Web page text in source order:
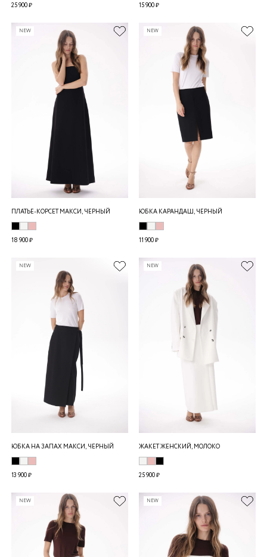
25 900 ₽ 15 900 ₽
NEW
ПЛАТЬЕ-КОРСЕТ МАКСИ, ЧЕРНЫЙ
18 900 ₽
NEW
ЮБКА КАРАНДАШ, ЧЕРНЫЙ
11 900 ₽
NEW
ЮБКА НА ЗАПАХ МАКСИ, ЧЕРНЫЙ
13 900 ₽
NEW
ЖАКЕТ ЖЕНСКИЙ, МОЛОКО
25 900 ₽
NEW NEW